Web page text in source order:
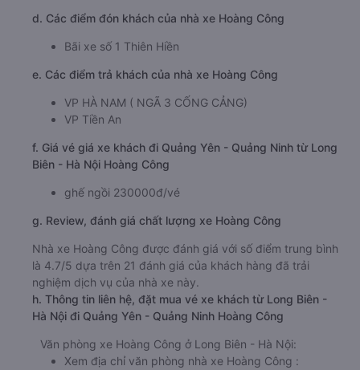
d. Các điểm đón khách của nhà xe Hoàng Công
Bãi xe số 1 Thiên Hiền
e. Các điểm trả khách của nhà xe Hoàng Công
VP HÀ NAM ( NGÃ 3 CỐNG CẢNG)
VP Tiền An
f. Giá vé giá xe khách đi Quảng Yên - Quảng Ninh từ Long
Biên - Hà Nội Hoàng Công
ghế ngồi 230000đ/vé
g. Review, đánh giá chất lượng xe Hoàng Công
Nhà xe Hoàng Công được đánh giá với số điểm trung bình
là 4.7/5 dựa trên 21 đánh giá của khách hàng đã trải
nghiệm dịch vụ của nhà xe này.
h. Thông tin liên hệ, đặt mua vé xe khách từ Long Biên -
Hà Nội đi Quảng Yên - Quảng Ninh Hoàng Công
Văn phòng xe Hoàng Công ở Long Biên - Hà Nội:
Xem địa chỉ văn phòng nhà xe Hoàng Công :